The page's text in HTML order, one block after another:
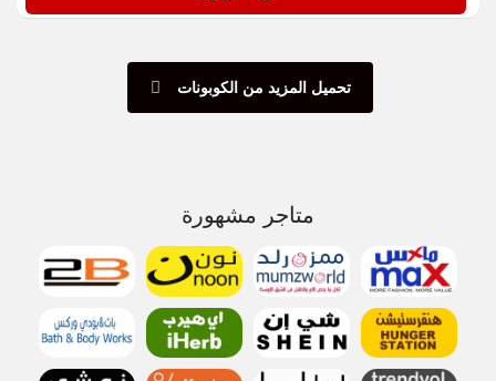
تحميل المزيد من الكوبونات
متاجر مشهورة